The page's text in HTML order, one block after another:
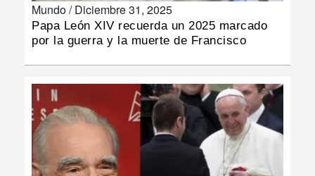
DEPORTES
MUNDO
INSÓLITAS
MULTIMEDIA
IMPRESO
Mundo /Diciembre 31, 2025
Papa León XIV recuerda un 2025 marcado
por la guerra y la muerte de Francisco